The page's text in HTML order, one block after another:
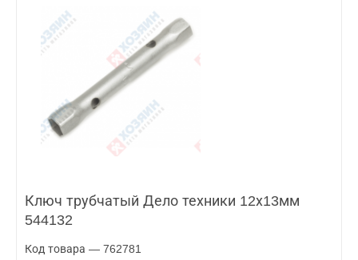
Ключ трубчатый Дело техники 12х13мм
544132
Код товара — 762781